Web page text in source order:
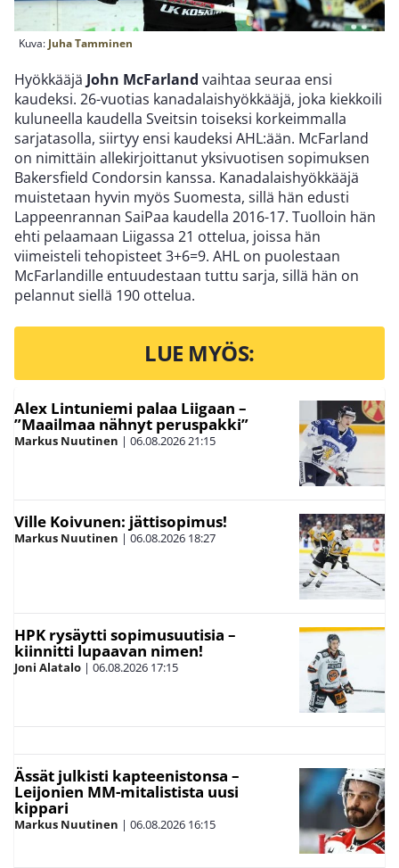
Kuva: Juha Tamminen
Hyökkääjä John McFarland vaihtaa seuraa ensi
kaudeksi. 26-vuotias kanadalaishyökkääjä, joka kiekkoili
kuluneella kaudella Sveitsin toiseksi korkeimmalla
sarjatasolla, siirtyy ensi kaudeksi AHL:ään. McFarland
on nimittäin allekirjoittanut yksivuotisen sopimuksen
Bakersfield Condorsin kanssa. Kanadalaishyökkääjä
muistetaan hyvin myös Suomesta, sillä hän edusti
Lappeenrannan SaiPaa kaudella 2016-17. Tuolloin hän
ehti pelaamaan Liigassa 21 ottelua, joissa hän
viimeisteli tehopisteet 3+6=9. AHL on puolestaan
McFarlandille entuudestaan tuttu sarja, sillä hän on
pelannut siellä 190 ottelua.
LUE MYÖS:
Alex Lintuniemi palaa Liigaan –
”Maailmaa nähnyt peruspakki”
Markus Nuutinen | 06.08.202621:15
Ville Koivunen: jättisopimus!
Markus Nuutinen | 06.08.2026 18:27
HPK rysäytti sopimusuutisia –
kiinnitti lupaavan nimen!
Joni Alatalo | 06.08.2026 17:15
Ässät julkisti kapteenistonsa –
Leijonien MM-mitalistista uusi
kippari
Markus Nuutinen | 06.08.2026 16:15